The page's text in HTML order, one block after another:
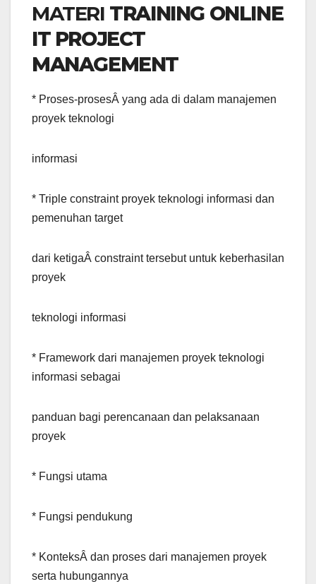
MATERI TRAINING ONLINE
IT PROJECT
MANAGEMENT
* Proses-prosesÂ yang ada di dalam manajemen
proyek teknologi
informasi
* Triple constraint proyek teknologi informasi dan
pemenuhan target
dari ketigaÂ constraint tersebut untuk keberhasilan
proyek
teknologi informasi
* Framework dari manajemen proyek teknologi
informasi sebagai
panduan bagi perencanaan dan pelaksanaan
proyek
* Fungsi utama
* Fungsi pendukung
* KonteksÂ dan proses dari manajemen proyek
serta hubungannya